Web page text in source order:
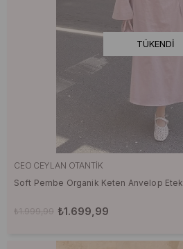
TÜKENDI
CEO CEYLAN OTANTIK
Soft Pembe Organik Keten Anvelop Etek
₺1.699,99
₺1.999,99